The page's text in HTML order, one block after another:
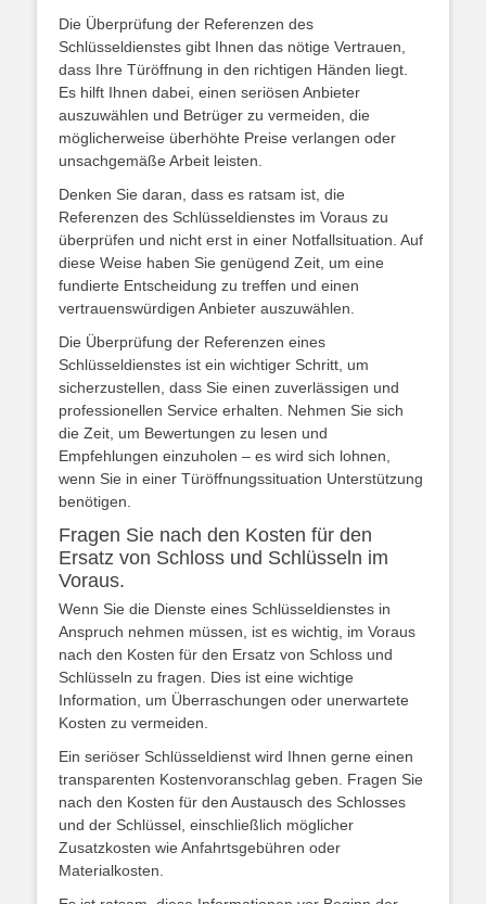
Die Überprüfung der Referenzen des
Schlüsseldienstes gibt Ihnen das nötige Vertrauen,
dass Ihre Türöffnung in den richtigen Händen liegt.
Es hilft Ihnen dabei, einen seriösen Anbieter
auszuwählen und Betrüger zu vermeiden, die
möglicherweise überhöhte Preise verlangen oder
unsachgemäße Arbeit leisten.
Denken Sie daran, dass es ratsam ist, die
Referenzen des Schlüsseldienstes im Voraus zu
überprüfen und nicht erst in einer Notfallsituation. Auf
diese Weise haben Sie genügend Zeit, um eine
fundierte Entscheidung zu treffen und einen
vertrauenswürdigen Anbieter auszuwählen.
Die Überprüfung der Referenzen eines
Schlüsseldienstes ist ein wichtiger Schritt, um
sicherzustellen, dass Sie einen zuverlässigen und
professionellen Service erhalten. Nehmen Sie sich
die Zeit, um Bewertungen zu lesen und
Empfehlungen einzuholen – es wird sich lohnen,
wenn Sie in einer Türöffnungssituation Unterstützung
benötigen.
Fragen Sie nach den Kosten für den
Ersatz von Schloss und Schlüsseln im
Voraus.
Wenn Sie die Dienste eines Schlüsseldienstes in
Anspruch nehmen müssen, ist es wichtig, im Voraus
nach den Kosten für den Ersatz von Schloss und
Schlüsseln zu fragen. Dies ist eine wichtige
Information, um Überraschungen oder unerwartete
Kosten zu vermeiden.
Ein seriöser Schlüsseldienst wird Ihnen gerne einen
transparenten Kostenvoranschlag geben. Fragen Sie
nach den Kosten für den Austausch des Schlosses
und der Schlüssel, einschließlich möglicher
Zusatzkosten wie Anfahrtsgebühren oder
Materialkosten.